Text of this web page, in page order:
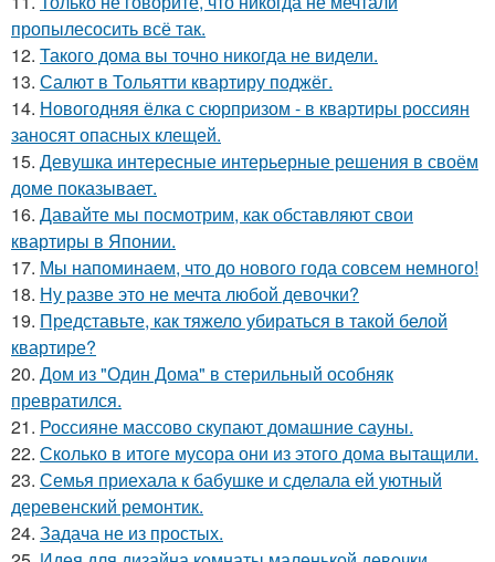
пропылесосить всё так.
12. Такого дома вы точно никогда не видели.
13. Салют в Тольятти квартиру поджёг.
14. Новогодняя ёлка с сюрпризом - в квартиры россиян
заносят опасных клещей.
15. Девушка интересные интерьерные решения в своём
доме показывает.
16. Давайте мы посмотрим, как обставляют свои
квартиры в Японии.
17. Мы напоминаем, что до нового года совсем немного!
18. Ну разве это не мечта любой девочки?
19. Представьте, как тяжело убираться в такой белой
квартире?
20. Дом из "Один Дома" в стерильный особняк
превратился.
21. Россияне массово скупают домашние сауны.
22. Сколько в итоге мусора они из этого дома вытащили.
23. Семья приехала к бабушке и сделала ей уютный
деревенский ремонтик.
24. Задача не из простых.